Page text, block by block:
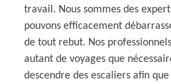
travail. Nous sommes des
pouvons efficacement
de tout rebut. Nos
autant de voyages que
descendre des escaliers afin